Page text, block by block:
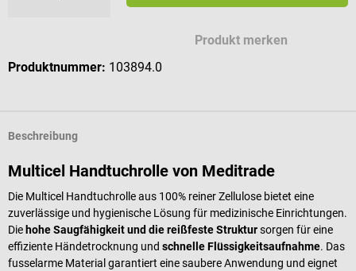
Produkt merken
Produktnummer: 103894.0
Beschreibung
Multicel Handtuchrolle von Meditrade
Die Multicel Handtuchrolle aus 100% reiner Zellulose bietet eine
zuverlässige und hygienische Lösung für medizinische Einrichtungen.
Die hohe Saugfähigkeit und die reißfeste Struktursorgen für eine
effiziente Händetrocknung und schnelle Flüssigkeitsaufnahme. Das
fusselarme Material garantiert eine saubere Anwendung und eignet